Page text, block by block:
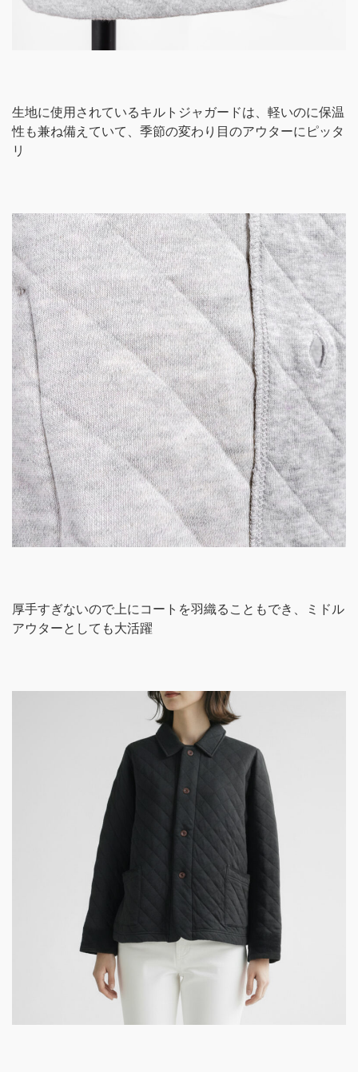
生地に使用されているキルトジャガードは、軽いのに保温
性も兼ね備えていて、季節の変わり目のアウターにピッタ
リ
厚手すぎないので上にコートを羽織ることもでき、ミドル
アウターとしても大活躍